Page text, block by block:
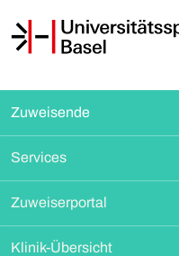
Zuweisende
Services
Zuweiserportal
Klinik-Übersicht